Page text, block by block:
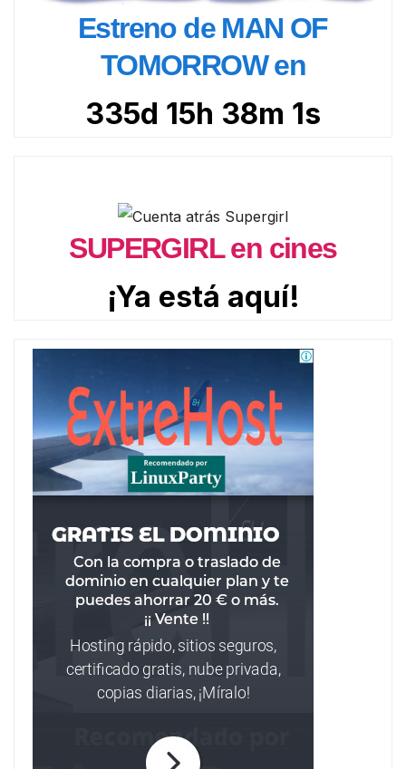
Estreno de MAN OF
TOMORROW en
335d 15h 38m 0s
SUPERGIRL en cines
¡Ya está aquí!